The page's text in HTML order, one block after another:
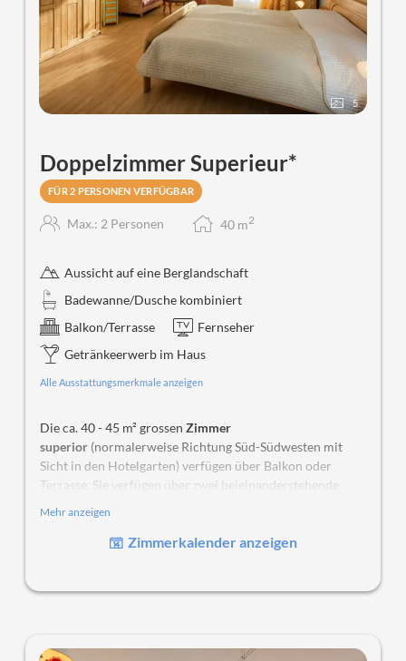
5
Doppelzimmer Superieur*
FÜR 2 PERSONEN VERFÜGBAR
Max.: 2 Personen 40 m2
Aussicht auf eine Berglandschaft
Badewanne/Dusche kombiniert
Balkon/Terrasse
Fernseher
Getränkeerwerb im Haus
Alle Ausstattungsmerkmale anzeigen
Die ca. 40 - 45 m² grossen Zimmer
superior (normalerweise Richtung Süd-Südwesten mit
Sicht in den Hotelgarten) verfügen über Balkon oder
Terrasse. Sie verfügen über zwei beieinanderstehende
der Zimmer verfügt zusätzlich über einen separaten
Mehr anzeigen
Zimmerkalender anzeigen